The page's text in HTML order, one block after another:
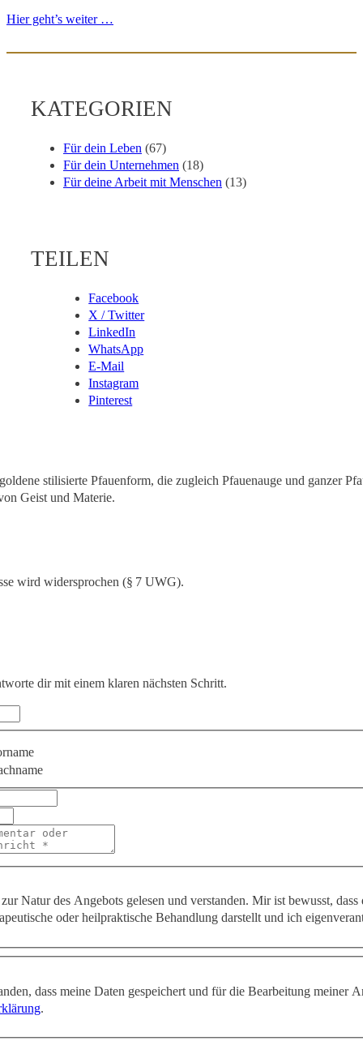
Hier geht’s weiter …
KATEGORIEN
Für dein Leben (67)
Für dein Unternehmen (18)
Für deine Arbeit mit Menschen (13)
TEILEN
Facebook
X / Twitter
LinkedIn
WhatsApp
E-Mail
Instagram
Pinterest
wird widersprochen (§ 7 UWG).
dir mit einem klaren nächsten Schritt.
Natur des Angebots gelesen und verstanden. Mir ist bewusst, dass
oder heilpraktische Behandlung darstellt und ich
dass meine Daten gespeichert und für die Bearbeitung meiner
.